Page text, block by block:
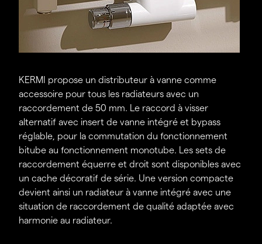
Meilleure satisfaction des clients – moins de
réclamations.
KERMI propose un distributeur à vanne comme
accessoire pour tous les radiateurs avec un
raccordement de 50 mm. Le raccord à visser
alternatif avec insert de vanne intégré et bypass
réglable, pour la commutation du fonctionnement
bitube au fonctionnement monotube. Les sets de
raccordement équerre et droit sont disponibles avec
un cache décoratif de série. Une version compacte
devient ainsi un radiateur à vanne intégré avec une
situation de raccordement de qualité adaptée avec
harmonie au radiateur.